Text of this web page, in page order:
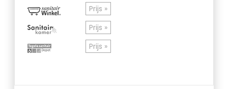
Prijs »
Prijs »
Prijs »